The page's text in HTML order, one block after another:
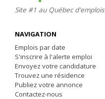
Site #1 au Québec
NAVIGATION
Emplois par date
S'inscrire à l'alerte emploi
Envoyez votre candidature
Trouvez une résidence
Publiez votre annonce
Contactez-nous